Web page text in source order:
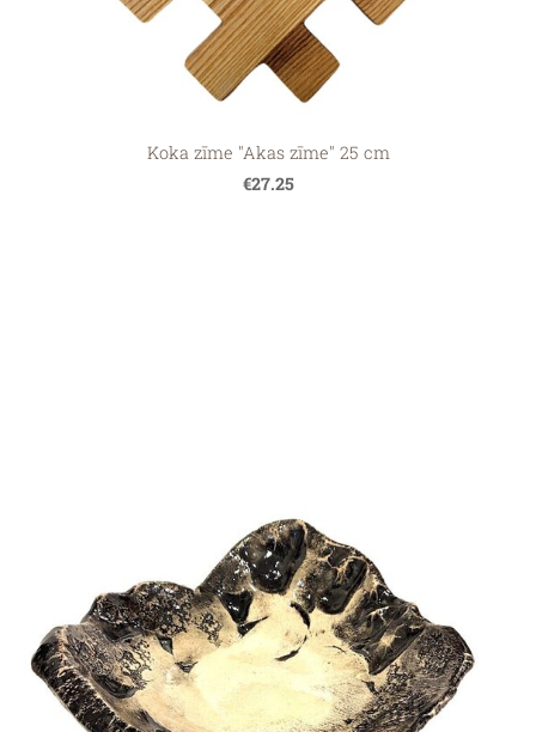
Koka zīme "Akas zīme" 25 cm
€27.25